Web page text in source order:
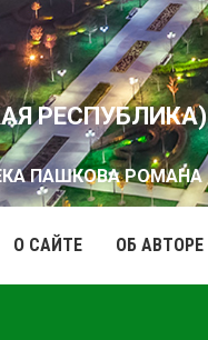
РЕСПУБЛИКА)
ПАШКОВА РОМАНА
О САЙТЕ ОБ АВТОРЕ